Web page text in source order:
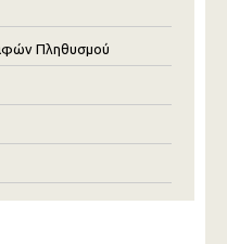
Πληθυσμού